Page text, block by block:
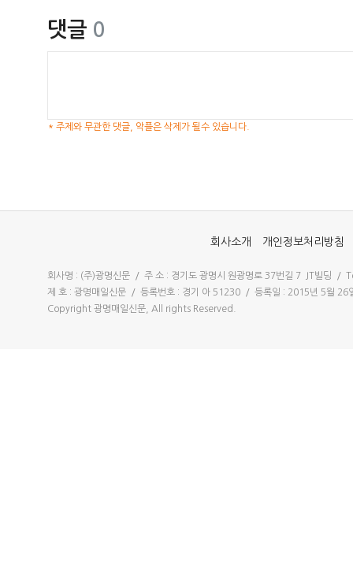
댓글 0
* 주제와 무관한 댓글, 악플은 삭제가 될수 있습니다.
회사소개 개인정보처리방침
회사명 : (주)광명신문 / 주 소 : 경기도 광명시 원광명로 37번길 7 JT빌딩
제 호 : 광명매일신문 / 등록번호 : 경기 아 51230 / 등록일 : 2015년 5월
Copyright 광명매일신문, All rights Reserved.